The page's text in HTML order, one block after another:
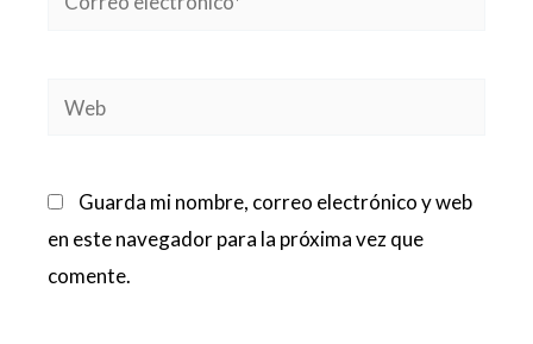
Web
Guarda mi nombre, correo electrónico y web
en este navegador para la próxima vez que
comente.